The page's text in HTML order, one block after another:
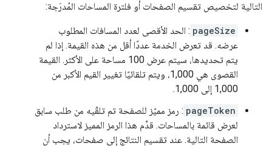
التالية لتخصيص تقسيم الصفحات أو فلترة المساحات المُدرَجة:
pageSize : الحد الأقصى لعدد المسافات المطلوب
عرضه. قد تعرض الخدمة عددًا أقل من هذه القيمة. إذا لم
يتم تحديدها، سيتم عرض 100 مساحة على الأكثر. القيمة
القصوى هي 1,000، ويتم تلقائيًا تغيير القيم الأكبر من
1,000 إلى 1,000.
pageToken : رمز مميّز للصفحة تم تلقّيه من طلب سابق
لعرض قائمة بالمساحات. قدِّم هذا الرمز المميز لاسترداد
الصفحة التالية. عند تقسيم النتائج إلى صفحات، يجب أن